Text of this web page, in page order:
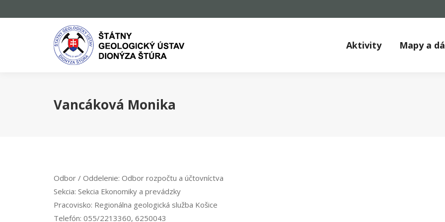
Aktivity Mapy a
Vancáková Monika
Odbor / Oddelenie: Odbor rozpočtu a účtovníctva
Sekcia: Sekcia Ekonomiky a prevádzky
Pracovisko: Regionálna geologická služba Košice
Telefón: 055/2213360, 6250043